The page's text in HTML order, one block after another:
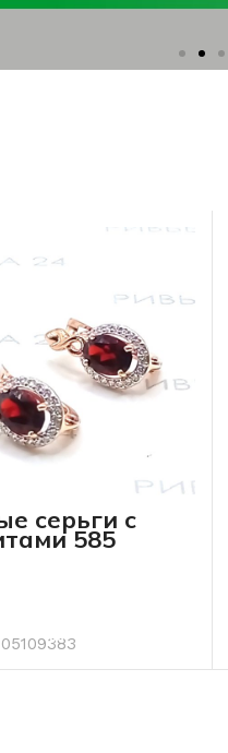
серьги с
585
грамма
05109383